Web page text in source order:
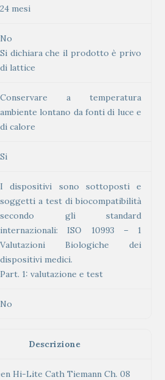
24 mesi
No
Si dichiara che il prodotto è privo
di lattice
Conservare a temperatura
ambiente lontano da fonti di luce e
di calore
Si
I dispositivi sono sottoposti e
soggetti a test di biocompatibilità
secondo gli standard
internazionali: ISO 10993 – 1
Valutazioni Biologiche dei
dispositivi medici.
Part. 1: valutazione e test
No
Descrizione
Hi-Lite Cath Tiemann Ch. 08